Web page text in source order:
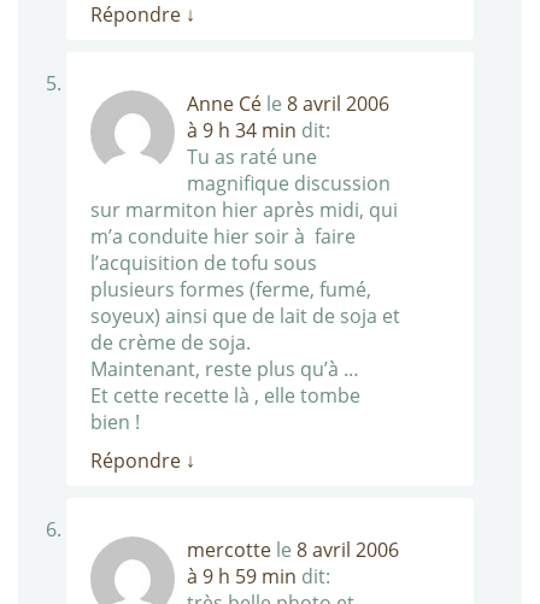
Répondre ↓
Anne Cé le 8 avril 2006
à 9 h 34 min dit:
Tu as raté une
magnifique discussion
sur marmiton hier après midi, qui
m’a conduite hier soir à faire
l’acquisition de tofu sous
plusieurs formes (ferme, fumé,
soyeux) ainsi que de lait de soja et
de crème de soja.
Maintenant, reste plus qu’à …
Et cette recette là , elle tombe
bien !
Répondre ↓
mercotte le 8 avril 2006
à 9 h 59 min dit: